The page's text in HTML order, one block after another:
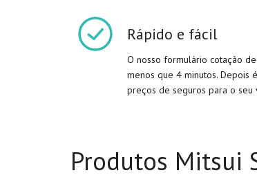
Rápido e fácil
O nosso formulário cotação
menos que 4 minutos. Depois
preços de seguros para o seu
Produtos Mitsui